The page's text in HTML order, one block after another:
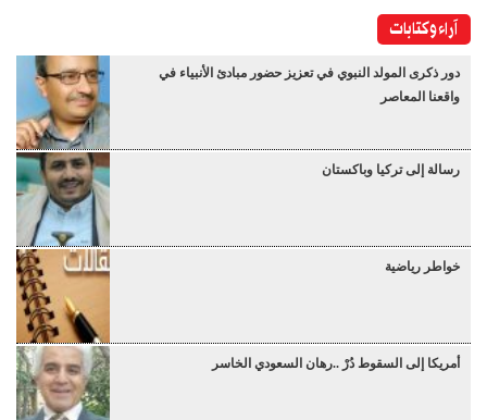
آراء وكتابات
دور ذكرى المولد النبوي في تعزيز حضور مبادئ الأنبياء في
واقعنا المعاصر
رسالة إلى تركيا وباكستان
خواطر رياضية
أمريكا إلى السقوط دُرْ ..رهان السعودي الخاسر